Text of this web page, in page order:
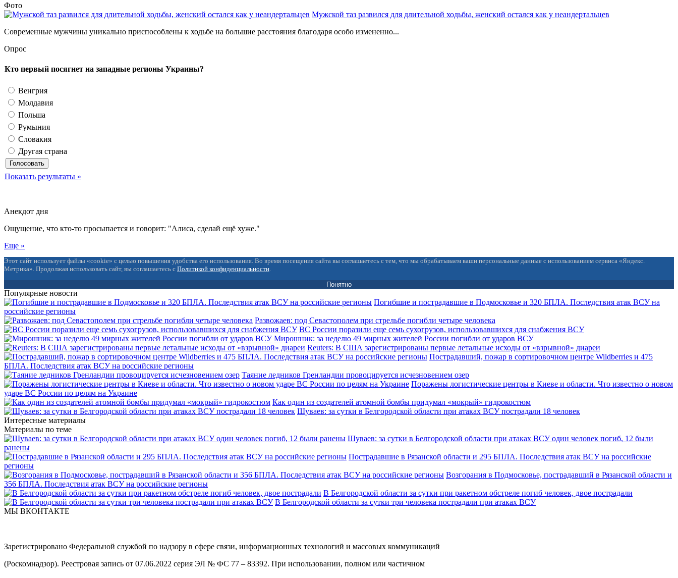
Фото
Мужской таз развился для длительной ходьбы, женский остался как у неандертальцев
Современные мужчины уникально приспособлены к ходьбе на большие расстояния благодаря особо измененно...
Опрос
Кто первый посягнет на западные регионы Украины?
Венгрия
Молдавия
Польша
Румыния
Словакия
Другая страна
Показать результаты »
Анекдот дня
Ощущение, что кто-то просыпается и говорит: "Алиса, сделай ещё хуже."
Еще »
Этот сайт использует файлы «cookie» с целью повышения удобства его использования. Во время посещения сайта вы соглашаетесь с тем, что мы обрабатываем ваши персональные данные с использованием сервиса «Яндекс.
Метрика». Продолжая использовать сайт, вы соглашаетесь с Политикой конфиденциальности.
Понятно
Популярные новости
Погибшие и пострадавшие в Подмосковье и 320 БПЛА. Последствия атак ВСУ на
российские регионы
Развожаев: под Севастополем при стрельбе погибли четыре человека
ВС России поразили еще семь сухогрузов, использовавшихся для снабжения ВСУ
Мирошник: за неделю 49 мирных жителей России погибли от ударов ВСУ
Reuters: В США зарегистрированы первые летальные исходы от «взрывной» диареи
Пострадавший, пожар в сортировочном центре Wildberries и 475
БПЛА. Последствия атак ВСУ на российские регионы
Таяние ледников Гренландии провоцируется исчезновением озер
Поражены логистические центры в Киеве и области. Что известно о новом
ударе ВС России по целям на Украине
Как один из создателей атомной бомбы придумал «мокрый» гидрокостюм
Шуваев: за сутки в Белгородской области при атаках ВСУ пострадали 18 человек
Интересные материалы
Материалы по теме
Шуваев: за сутки в Белгородской области при атаках ВСУ один человек погиб, 12 были
ранены
Пострадавшие в Рязанской области и 295 БПЛА. Последствия атак ВСУ на российские
регионы
Возгорания в Подмосковье, пострадавший в Рязанской области и
356 БПЛА. Последствия атак ВСУ на российские регионы
В Белгородской области за сутки при ракетном обстреле погиб человек, двое пострадали
В Белгородской области за сутки три человека пострадали при атаках ВСУ
МЫ ВКОНТАКТЕ
Зарегистрировано Федеральной службой по надзору в сфере связи, информационных технологий и массовых коммуникаций
(Роскомнадзор). Реестровая запись от 07.06.2022 серия ЭЛ № ФС 77 – 83392. При использовании, полном или частичном